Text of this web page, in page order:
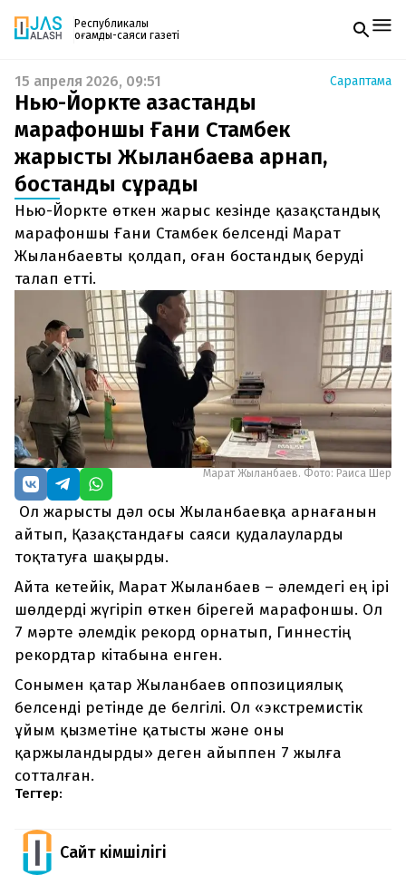
Республикалық
қоғамдық-саяси газеті
Жаңалықтар
Спорт
Live
Руханият
Аймақ
Архив
Заң және тәртіп
Редакциямен байланыс
+7 708 604 51 06
Жарнама бөлімі
+7 701 220 64 52
zhasalash100@gmail.com
Газетке жазылу
PDF форматтағы газетті ай сайын электронды
поштаңызға алып отырыңыз. Жаңа нөмір
шыққан сәтте сізге бірден жіберіледі. Тек email
енгізіңіз, біз қалғанын өзіміз жібереміз.
15 апреля 2026, 09:51 Сараптама
Нью-Йоркте қазақстандық
марафоншы Ғани Стамбек
жарысты Жыланбаевқа арнап,
бостандық сұрады
Нью-Йоркте өткен жарыс кезінде қазақстандық
марафоншы Ғани Стамбек белсенді Марат
Жыланбаевты қолдап, оған бостандық беруді
талап етті.
Марат Жыланбаев. Фото: Раиса Шер
Ол жарысты дәл осы Жыланбаевқа арнағанын
айтып, Қазақстандағы саяси қудалауларды
тоқтатуға шақырды.
Айта кетейік, Марат Жыланбаев – әлемдегі ең ірі
шөлдерді жүгіріп өткен бірегей марафоншы. Ол
7 мәрте әлемдік рекорд орнатып, Гиннестің
рекордтар кітабына енген.
Сонымен қатар Жыланбаев оппозициялық
белсенді ретінде де белгілі. Ол «экстремистік
ұйым қызметіне қатысты және оны
қаржыландырды» деген айыппен 7 жылға
сотталған.
Тегтер:
Сайт Әкімшілігі